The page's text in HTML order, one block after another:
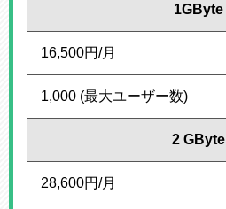
1GByte
16,500円/月
1,000 (最大ユーザー数)
2 GByte
28,600円/月